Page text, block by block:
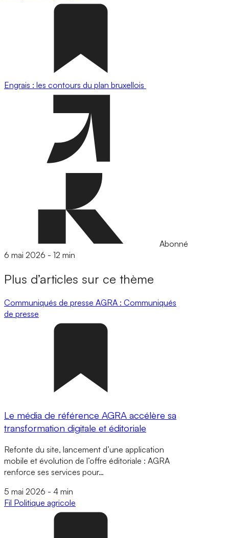
Engrais : les contours du plan bruxellois
Abonné
6 mai 2026 - 12 min
Plus d’articles sur ce thème
Communiqués de presse AGRA : Communiqués
de presse
Le média de référence AGRA accélère sa
transformation digitale et éditoriale
Refonte du site, lancement d’une application
mobile et évolution de l’offre éditoriale : AGRA
renforce ses services pour…
5 mai 2026 - 4 min
Fil Politique agricole